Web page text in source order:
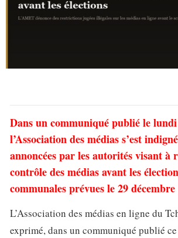
Dans un communiqué publié le
l’Association des médias s’est
annoncées par les autorités visant à
contrôle des médias avant les
communales prévues le 29
L’Association des médias en ligne du
exprimé, dans un communiqué publié